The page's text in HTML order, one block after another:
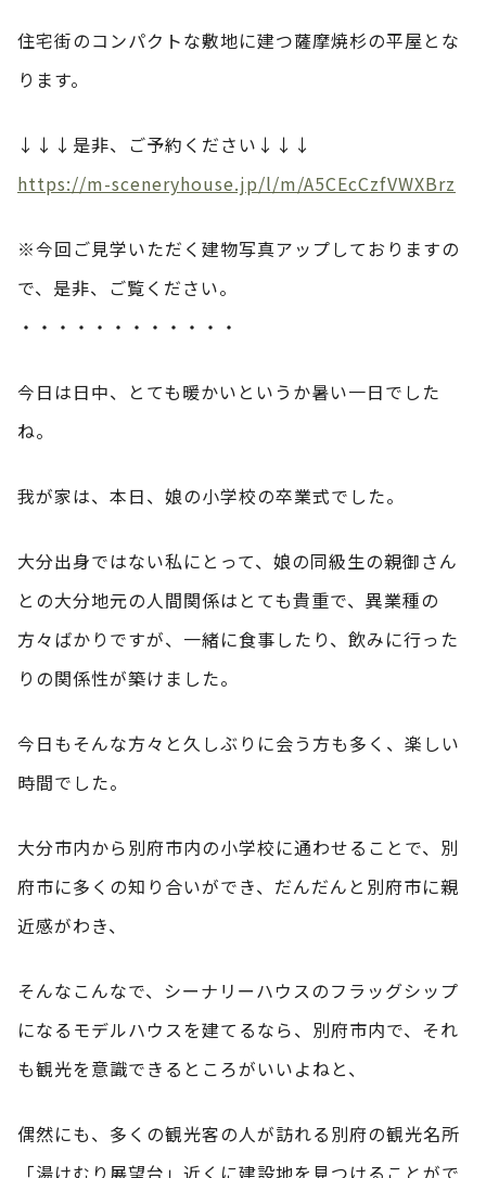
住宅街のコンパクトな敷地に建つ薩摩焼杉の平屋とな
ります。
↓↓↓是非、ご予約ください↓↓↓
https://m-sceneryhouse.jp/l/m/A5CEcCzfVWXBrz
※今回ご見学いただく建物写真アップしておりますの
で、是非、ご覧ください。
・・・・・・・・・・・・
今日は日中、とても暖かいというか暑い一日でした
ね。
我が家は、本日、娘の小学校の卒業式でした。
大分出身ではない私にとって、娘の同級生の親御さん
との大分地元の人間関係はとても貴重で、異業種の
方々ばかりですが、一緒に食事したり、飲みに行った
りの関係性が築けました。
今日もそんな方々と久しぶりに会う方も多く、楽しい
時間でした。
大分市内から別府市内の小学校に通わせることで、別
府市に多くの知り合いができ、だんだんと別府市に親
近感がわき、
そんなこんなで、シーナリーハウスのフラッグシップ
になるモデルハウスを建てるなら、別府市内で、それ
も観光を意識できるところがいいよねと、
偶然にも、多くの観光客の人が訪れる別府の観光名所
「湯けむり展望台」近くに建設地を見つけることがで